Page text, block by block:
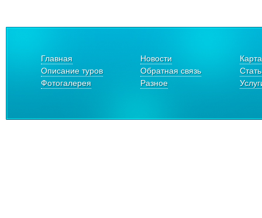
Главная Новости
Описание туров
Обратная связь
Фотогалерея
Разное